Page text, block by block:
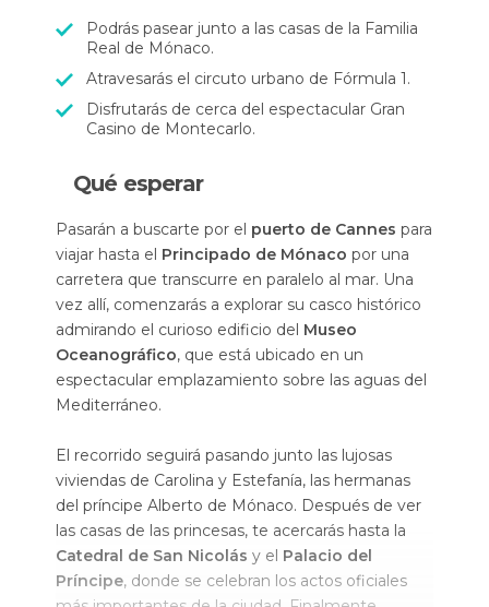
Podrás pasear junto a las casas de la Familia
Real de Mónaco.
Atravesarás el circuto urbano de Fórmula 1.
Disfrutarás de cerca del espectacular Gran
Casino de Montecarlo.
Qué esperar
Pasarán a buscarte por el puerto de Cannes para
viajar hasta el Principado de Mónaco por una
carretera que transcurre en paralelo al mar. Una
vez allí, comenzarás a explorar su casco histórico
admirando el curioso edificio del Museo
Oceanográfico, que está ubicado en un
espectacular emplazamiento sobre las aguas del
Mediterráneo.
El recorrido seguirá pasando junto las lujosas
viviendas de Carolina y Estefanía, las hermanas
del príncipe Alberto de Mónaco. Después de ver
las casas de las princesas, te acercarás hasta la
Catedral de San Nicolás y el Palacio del
Príncipe, donde se celebran los actos oficiales